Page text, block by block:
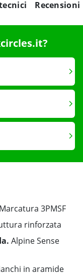
Recensioni
Marcatura 3PMSF
rinforzata
Alpine Sense
in aramide